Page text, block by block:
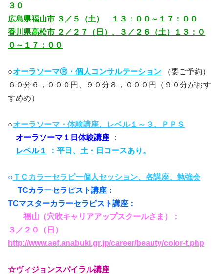
３０
広島県福山市 ３／５（土） １３：００～１７：００
香川県高松市 ２／２７（日）、３／２６（土）１３：０
０～１７：００
○オーラソーマⓇ・個人コンサルテーション
（要ご予約）
６０分６，０００円、９０分８，０００円（９０分がおす
すめめ）
○オーラソーマ・体験講座、レベル１～３、ＰＰＳ
オーラソーマ１日体験講座 ：
レベル１
：平日、土・日コースあり。
○ ＴＣカラーセラピー個人セッション、各講座、勉強会
TCカラーセラピスト講座：
TCマスターカラーセラピスト講座：
福山（穴吹キャリアアップスクールさま）：
３／２０（日）
http://www.aef.anabuki.gr.jp/career/beauty/color-t.php
☆ヴィジョンスパイラル講座